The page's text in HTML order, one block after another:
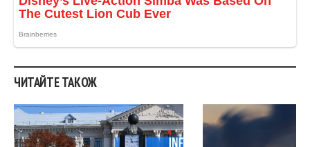
ЧИТАЙТЕ ТАКОЖ